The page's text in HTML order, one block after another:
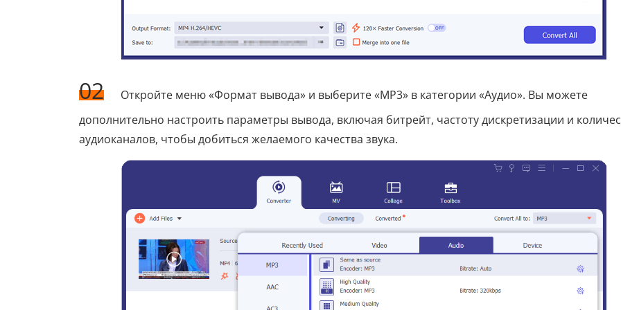
02
Откройте меню «Формат вывода» и выберите «MP3» в категории «Аудио». Вы можете
дополнительно настроить параметры вывода, включая битрейт, частоту дискретизации и
аудиоканалов, чтобы добиться желаемого качества звука.